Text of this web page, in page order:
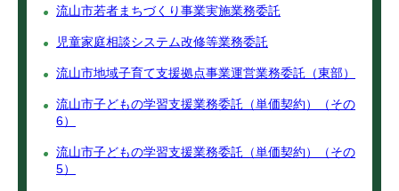
流山市若者まちづくり事業実施業務委託
児童家庭相談システム改修等業務委託
流山市地域子育て支援拠点事業運営業務委託（東部）
流山市子どもの学習支援業務委託（単価契約）（その
6）
流山市子どもの学習支援業務委託（単価契約）（その
5）